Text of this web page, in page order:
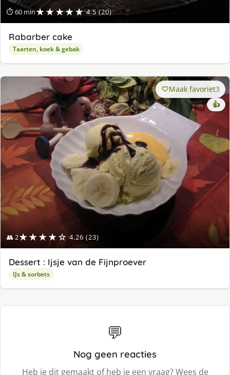
⏱ 60 min★★★★★ 4.5 (20)
Rabarber cake
Taarten, koek & gebak
👥 2★★★★☆ 4.26 (23)
Maak favoriet3
👍
Dessert : Ijsje van de Fijnproever
IJs & sorbets
💬
Nog geen reacties
Heb je dit gemaakt of heb je een vraag? Wees de